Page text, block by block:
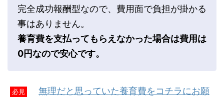
完全成功報酬型なので、費用面で負担が掛かる
事はありません。
養育費を支払ってもらえなかった場合は費用は
0円なので安心です。
必見
無理だと思っていた養育費をコチラにお願